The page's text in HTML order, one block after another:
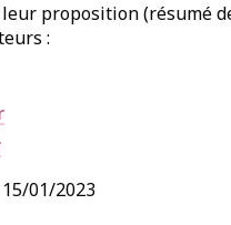
proposition (résumé
:
15/01/2023